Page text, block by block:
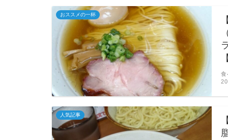
おススメの一杯
人気記事